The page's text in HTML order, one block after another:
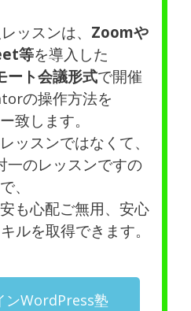
ッスンは、 Zoomや
等を導入した
ート会議形式で開催
の操作方法を
致します。
ッスンではなくて、
一のレッスンですの
で、
も心配ご無用、安心
ルを取得できます。
ンWordPress塾